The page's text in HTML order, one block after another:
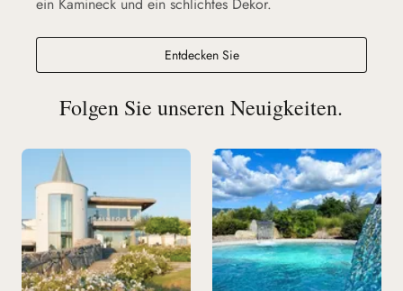
ein Kamineck und ein schlichtes Dekor.
Entdecken SieLe Belvédère
Folgen Sie unseren Neuigkeiten.